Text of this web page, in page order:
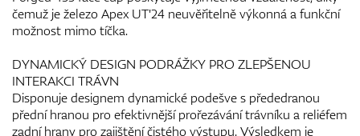
čemuž je železo Apex UT'24 neuvěřitelně výkonná a funkční
možnost mimo tíčka.
DYNAMICKÝ DESIGN PODRÁŽKY PRO ZLEPŠENOU
INTERAKCI TRÁVN
Disponuje designem dynamické podešve s přededranou
přední hranou pro efektivnější prořezávání trávníku a reliéfem
zadní hrany pro zajištění čistého výstupu. Výsledkem je